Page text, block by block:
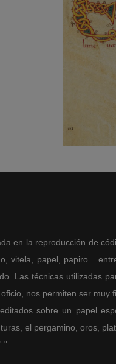
en la reproducción de
vitela, papel, papiro...
Las técnicas utilizadas
nos permiten ser muy
sobre un papel
el pergamino, oros,
"